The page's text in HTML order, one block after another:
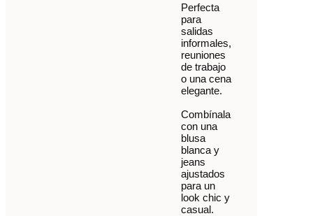
Perfecta
para
salidas
informales,
reuniones
de trabajo
o una cena
elegante.
Combínala
con una
blusa
blanca y
jeans
ajustados
para un
look chic y
casual.